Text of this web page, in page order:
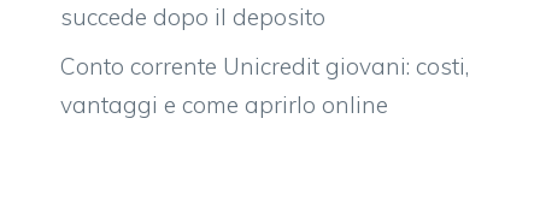
succede dopo il deposito
Conto corrente Unicredit giovani: costi,
vantaggi e come aprirlo online